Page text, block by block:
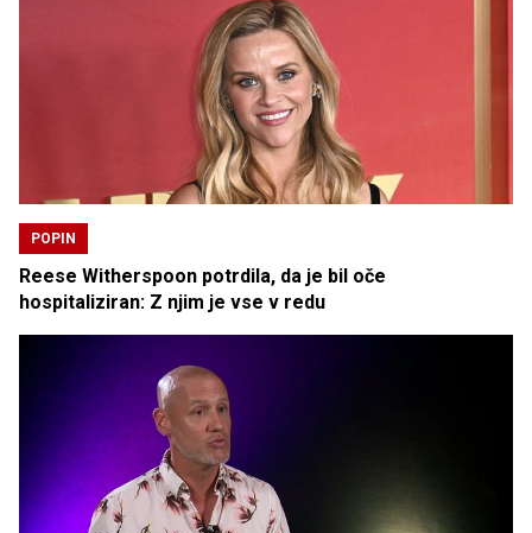
POPIN
Reese Witherspoon potrdila, da je bil oče
hospitaliziran: Z njim je vse v redu